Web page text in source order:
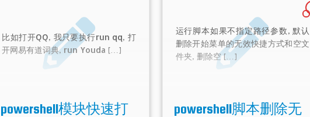
比如打开QQ, 我只要执行run qq, 打
开网易有道词典, run Youda […]
powershell模块快速打
运行脚本如果不指定路径参数, 默认
删除开始菜单的无效快捷方式和空文
件夹, 删除空 […]
powershell脚本删除无